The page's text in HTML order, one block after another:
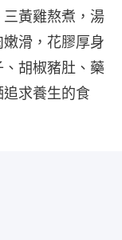
黃雞熬煮，湯
滑，花膠厚身
胡椒豬肚、藥
求養生的食